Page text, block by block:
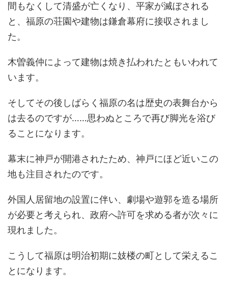
間もなくして清盛が亡くなり、平家が滅ぼされる
と、福原の荘園や建物は鎌倉幕府に接収されまし
た。
木曽義仲によって建物は焼き払われたともいわれて
います。
そしてその後しばらく福原の名は歴史の表舞台から
は去るのですが……思わぬところで再び脚光を浴び
ることになります。
幕末に神戸が開港されたため、神戸にほど近いこの
地も注目されたのです。
外国人居留地の設置に伴い、劇場や遊郭を造る場所
が必要と考えられ、政府へ許可を求める者が次々に
現れました。
こうして福原は明治初期に妓楼の町として栄えるこ
とになります。